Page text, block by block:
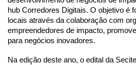
hub Corredores Digitais. O objetivo é
locais através da colaboração com
empreendedores de impacto,
para negócios inovadores.
Na edição deste ano, o edital da